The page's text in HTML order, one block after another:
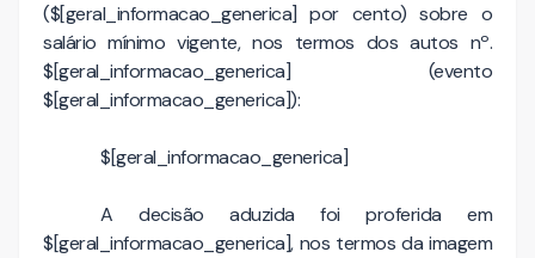
($[geral_informacao_generica] por cento) sobre o
salário mínimo vigente, nos termos dos autos nº.
$[geral_informacao_generica] (evento
$[geral_informacao_generica]):
$[geral_informacao_generica]
A decisão aduzida foi proferida em
$[geral_informacao_generica], nos termos da imagem